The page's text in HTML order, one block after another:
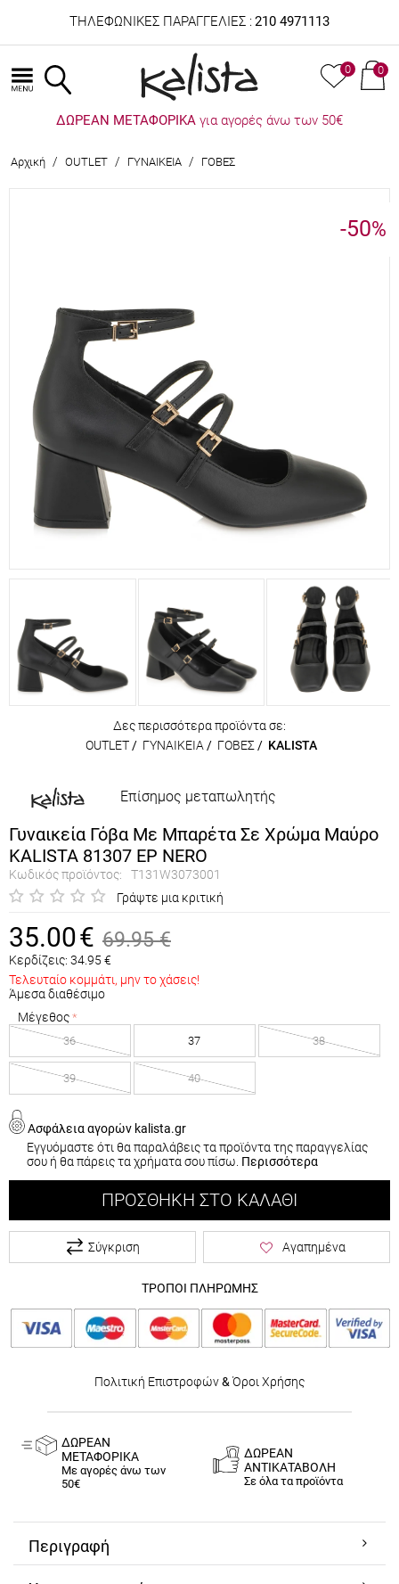
ΤΗΛΕΦΩΝΙΚΕΣ ΠΑΡΑΓΓΕΛΙΕΣ : 210 4971113
0 0
ΔΩΡΕΑΝ ΜΕΤΑΦΟΡΙΚΑ για αγορές άνω των 50€
Αρχική / OUTLET / ΓΥΝΑΙΚΕΙΑ / ΓΟΒΕΣ
-50%
Δες περισσότερα προϊόντα σε:
OUTLET/ ΓΥΝΑΙΚΕΙΑ / ΓΟΒΕΣ / KALISTA
Επίσημος μεταπωλητής
Γυναικεία Γόβα Με Μπαρέτα Σε Χρώμα Μαύρο
KALISTA 81307 EP NERO
Κωδικός προϊόντος:
T131W3073001
Γράψτε μια κριτική
35.00€ 69.95 €
Κερδίζεις: 34.95 €
Τελευταίο κομμάτι, μην το χάσεις!
Άμεσα διαθέσιμο
Μέγεθος
36 37 38
39 40
Ασφάλεια αγορών kalista.gr
Εγγυόμαστε ότι θα παραλάβεις τα προϊόντα της παραγγελίας
σου ή θα πάρεις τα χρήματα σου πίσω. Περισσότερα
ΠΡΟΣΘΉΚΗ ΣΤΟ ΚΑΛΆΘΙ
Σύγκριση Αγαπημένα
ΤΡΟΠΟΙ ΠΛΗΡΩΜΗΣ
Πολιτική Επιστροφών& Όροι Χρήσης
ΔΩΡΕΑΝ
ΜΕΤΑΦΟΡΙΚΑ
Με αγορές άνω των
50€
ΔΩΡΕΑΝ
ΑΝΤΙΚΑΤΑΒΟΛΗ
Σε όλα τα προϊόντα
Περιγραφή